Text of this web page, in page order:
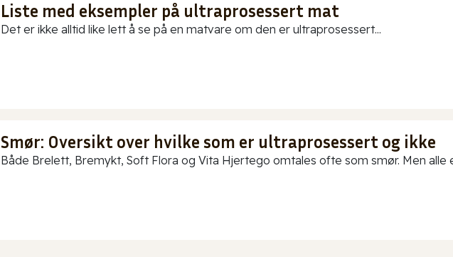
Liste med eksempler på ultraprosessert mat
Det er ikke alltid like lett å se på en matvare om den er ultraprosessert...
Smør: Oversikt over hvilke som er ultraprosessert og ikke
Både Brelett, Bremykt, Soft Flora og Vita Hjertego omtales ofte som smør. Men alle